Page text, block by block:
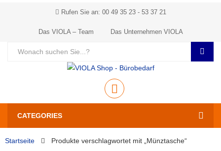
Rufen Sie an: 00 49 35 23 - 53 37 21
Das VIOLA – Team Das Unternehmen VIOLA
CATEGORIES
Startseite Produkte verschlagwortet mit „Münztasche“